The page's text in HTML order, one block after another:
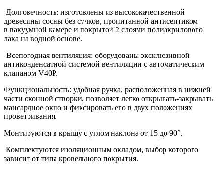
Долговечность: изготовлены из высококачественной
древесины сосны без сучков, пропитанной антисептиком
в вакуумной камере и покрытой 2 слоями полиакрилового
лака на водной основе.
Всепогодная вентиляция: оборудованы эксклюзивной
антиконденсатной системой вентиляции с автоматическим
клапаном V40P.
Функциональность: удобная ручка, расположенная в нижней
части оконной створки, позволяет легко открывать-закрывать
мансардное окно и фиксировать его в двух положениях
проветривания.
Монтируются в крышу с углом наклона от 15 до 90°.
Комплектуются изоляционным окладом, выбор которого
зависит от типа кровельного покрытия.